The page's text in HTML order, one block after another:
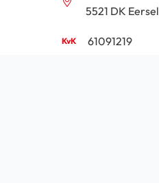
5521 DK Eersel
61091219